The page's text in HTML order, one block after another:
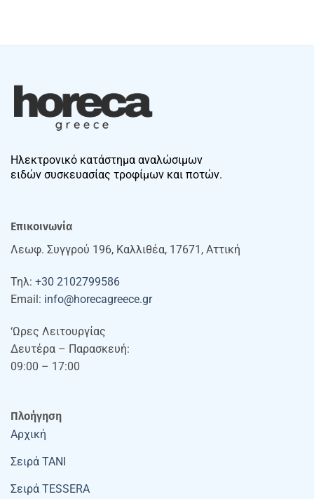
Ηλεκτρονικό κατάστημα αναλώσιμων
ειδών συσκευασίας τροφίμων και ποτών.
Επικοινωνία
Λεωφ. Συγγρού 196, Καλλιθέα, 17671, Αττική
Τηλ: +30 2102799586
Email: info@horecagreece.gr
‘Ωρες Λειτουργίας
Δευτέρα – Παρασκευή:
09:00 – 17:00
Πλοήγηση
Αρχική
Σειρά TANI
Σειρά TESSERA